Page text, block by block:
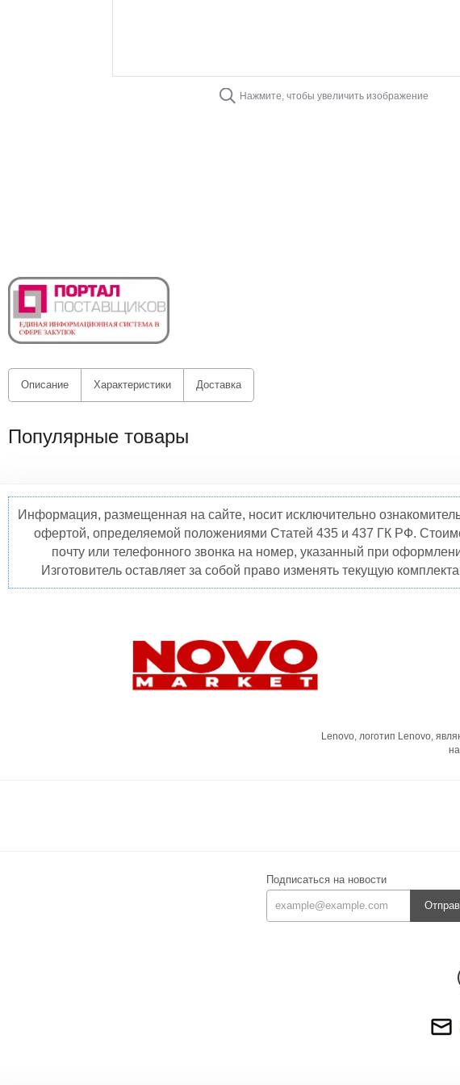
Нажмите, чтобы увеличить изображение
Описание Характеристики Доставка
Популярные товары
Информация, размещенная на сайте, носит исключительно
офертой, определяемой положениями Статей 435 и 437 ГК РФ.
почту или телефонного звонка на номер, указанный при
Изготовитель оставляет за собой право изменять текущую
Lenovo, логотип Lenovo,
Подписаться на новости